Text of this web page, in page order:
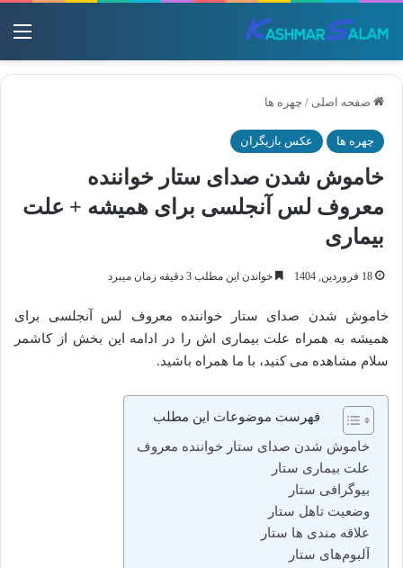
صفحه اصلی / چهره ها
چهره ها عکس بازیگران
خاموش شدن صدای ستار خواننده
معروف لس آنجلسی برای همیشه + علت
بیماری
18 فروردین, 1404 خواندن این مطلب 3 دقیقه زمان میبرد
خاموش شدن صدای ستار خواننده معروف لس آنجلسی برای
همیشه به همراه علت بیماری اش را در ادامه این بخش از کاشمر
سلام مشاهده می کنید، با ما همراه باشید.
فهرست موضوعات این مطلب
خاموش شدن صدای ستار خواننده معروف
علت بیماری ستار
بیوگرافی ستار
وضعیت تاهل ستار
علاقه مندی ها ستار
آلبوم‌های ستار